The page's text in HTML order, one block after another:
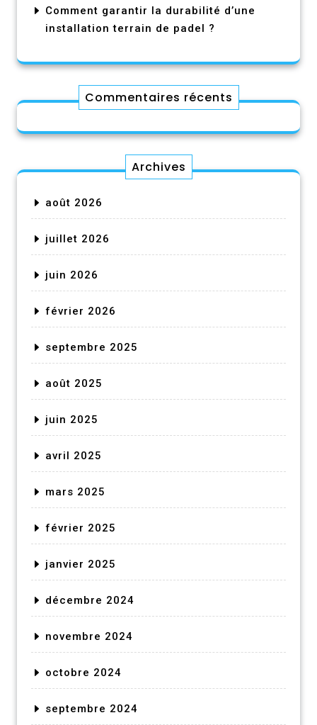
Comment garantir la durabilité d’une
installation terrain de padel ?
Commentaires récents
Archives
août 2026
juillet 2026
juin 2026
février 2026
septembre 2025
août 2025
juin 2025
avril 2025
mars 2025
février 2025
janvier 2025
décembre 2024
novembre 2024
octobre 2024
septembre 2024